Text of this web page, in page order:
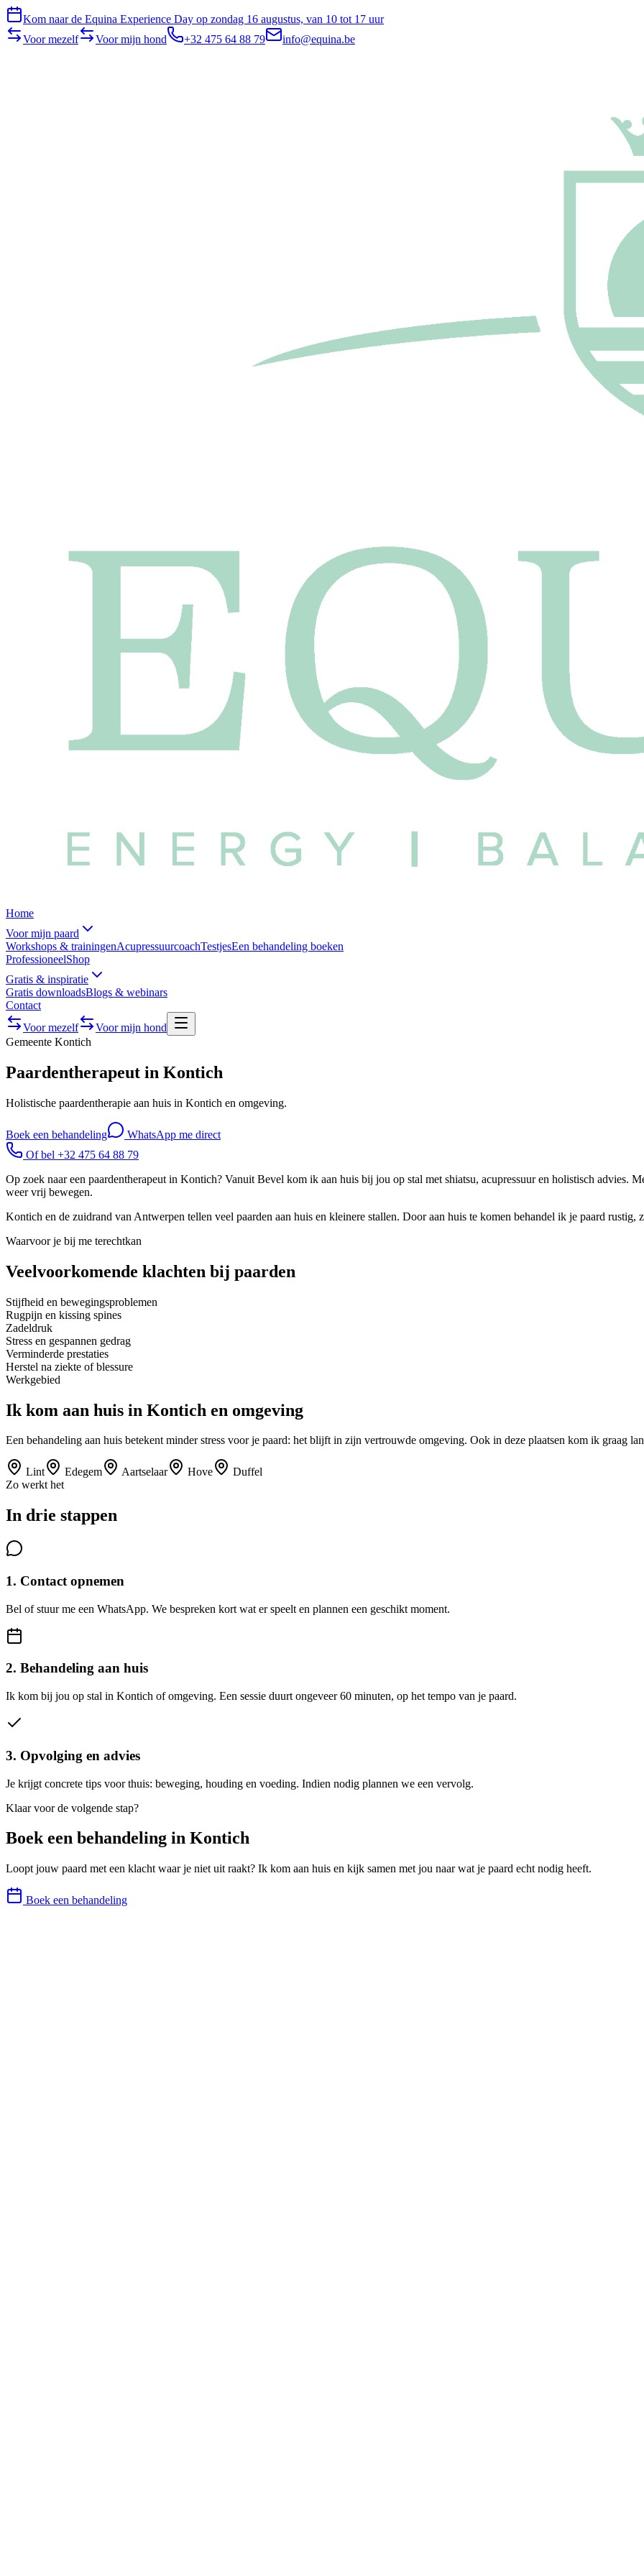
Kom naar de Equina Experience Day op zondag 16 augustus, van 10 tot 17 uur
Voor mezelf
Voor mijn hond +32 475 64 88 79 info@equina.be
Home
Voor mijn paard
Workshops & trainingenAcupressuurcoachTestjesEen behandeling boeken
ProfessioneelShop
Gratis & inspiratie
Gratis downloadsBlogs & webinars
Contact
Voor mezelf
Voor mijn hond
Gemeente Kontich
Paardentherapeut in Kontich
Holistische paardentherapie aan huis in Kontich en omgeving.
Boek een behandeling
WhatsApp me direct
Of bel +32 475 64 88 79
Op zoek naar een paardentherapeut in Kontich? Vanuit Bevel kom ik aan huis bij jou op stal met shiatsu, acupressuur en holistisch advies.
weer vrij bewegen.
Kontich en de zuidrand van Antwerpen tellen veel paarden aan huis en kleinere stallen. Door aan huis te komen behandel ik je paard rustig,
Waarvoor je bij me terechtkan
Veelvoorkomende klachten bij paarden
Stijfheid en bewegingsproblemen
Rugpijn en kissing spines
Zadeldruk
Stress en gespannen gedrag
Verminderde prestaties
Herstel na ziekte of blessure
Werkgebied
Ik kom aan huis in Kontich en omgeving
Een behandeling aan huis betekent minder stress voor je paard: het blijft in zijn vertrouwde omgeving. Ook in deze plaatsen kom ik graag
Lint Edegem Aartselaar Hove
Duffel
Zo werkt het
In drie stappen
1. Contact opnemen
Bel of stuur me een WhatsApp. We bespreken kort wat er speelt en plannen een geschikt moment.
2. Behandeling aan huis
Ik kom bij jou op stal in Kontich of omgeving. Een sessie duurt ongeveer 60 minuten, op het tempo van je paard.
3. Opvolging en advies
Je krijgt concrete tips voor thuis: beweging, houding en voeding. Indien nodig plannen we een vervolg.
Klaar voor de volgende stap?
Boek een behandeling in Kontich
Loopt jouw paard met een klacht waar je niet uit raakt? Ik kom aan huis en kijk samen met jou naar wat je paard echt nodig heeft.
Boek een behandeling